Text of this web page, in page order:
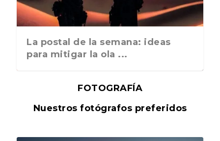
La postal de la semana: ideas
para mitigar la ola ...
FOTOGRAFÍA
Nuestros fotógrafos preferidos